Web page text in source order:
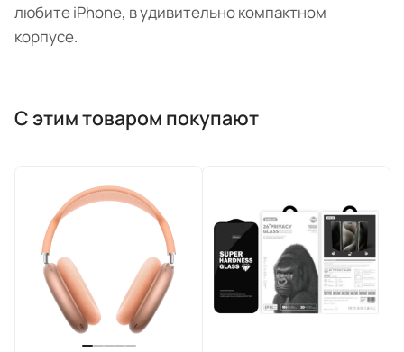
любите iPhone, в удивительно компактном
корпусе.
С этим товаром покупают